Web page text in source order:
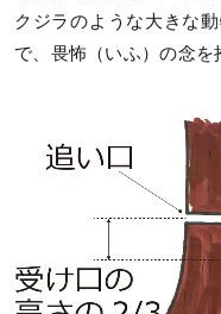
クジラのような大きな
で、畏怖（いふ）の念を